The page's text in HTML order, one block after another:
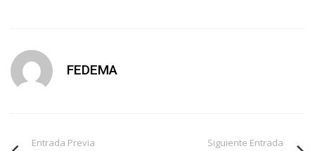
FEDEMA
Entrada Previa Siguiente Entrada